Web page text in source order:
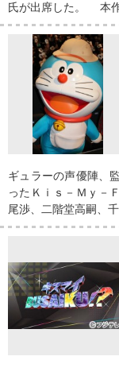
氏が出席した。 本
ギュラーの声優陣、
ったＫｉｓ－Ｍｙ－
尾渉、二階堂高嗣、